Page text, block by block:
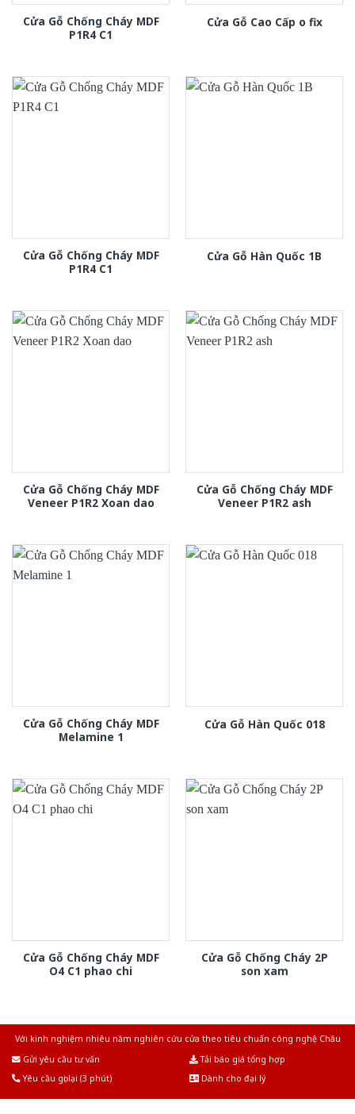
Cửa Gỗ Chống Cháy MDF
P1R4 C1
Cửa Gỗ Cao Cấp o fix
Cửa Gỗ Chống Cháy MDF
P1R4 C1
Cửa Gỗ Hàn Quốc 1B
Cửa Gỗ Chống Cháy MDF
Veneer P1R2 Xoan dao
Cửa Gỗ Chống Cháy MDF
Veneer P1R2 ash
Cửa Gỗ Chống Cháy MDF
Melamine 1
Cửa Gỗ Hàn Quốc 018
Cửa Gỗ Chống Cháy MDF
O4 C1 phao chi
Cửa Gỗ Chống Cháy 2P
son xam
Với kinh nghiệm nhiêu năm nghiên cứu cửa theo tiêu chuẩn công nghệ Châu
Gửi yêu cầu tư vấn
Tải báo giá tổng hợp
Yêu cầu gọi lại (3 phút)
Dành cho đại lý